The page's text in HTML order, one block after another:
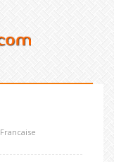
Francaise